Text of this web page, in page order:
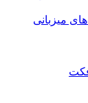
میزبانی